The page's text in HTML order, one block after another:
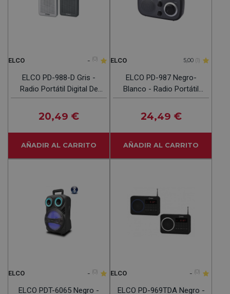
ELCO - (0)
ELCO PD-988-D Gris -
Radio Portátil Digital De
Bolsillo
20,49 €
AÑADIR AL CARRITO
ELCO 5,00 (1)
ELCO PD-987 Negro-
Blanco - Radio Portátil
Analógica
24,49 €
AÑADIR AL CARRITO
ELCO - (0)
ELCO PDT-6065 Negro -
ELCO - (0)
ELCO PD-969TDA Negro -